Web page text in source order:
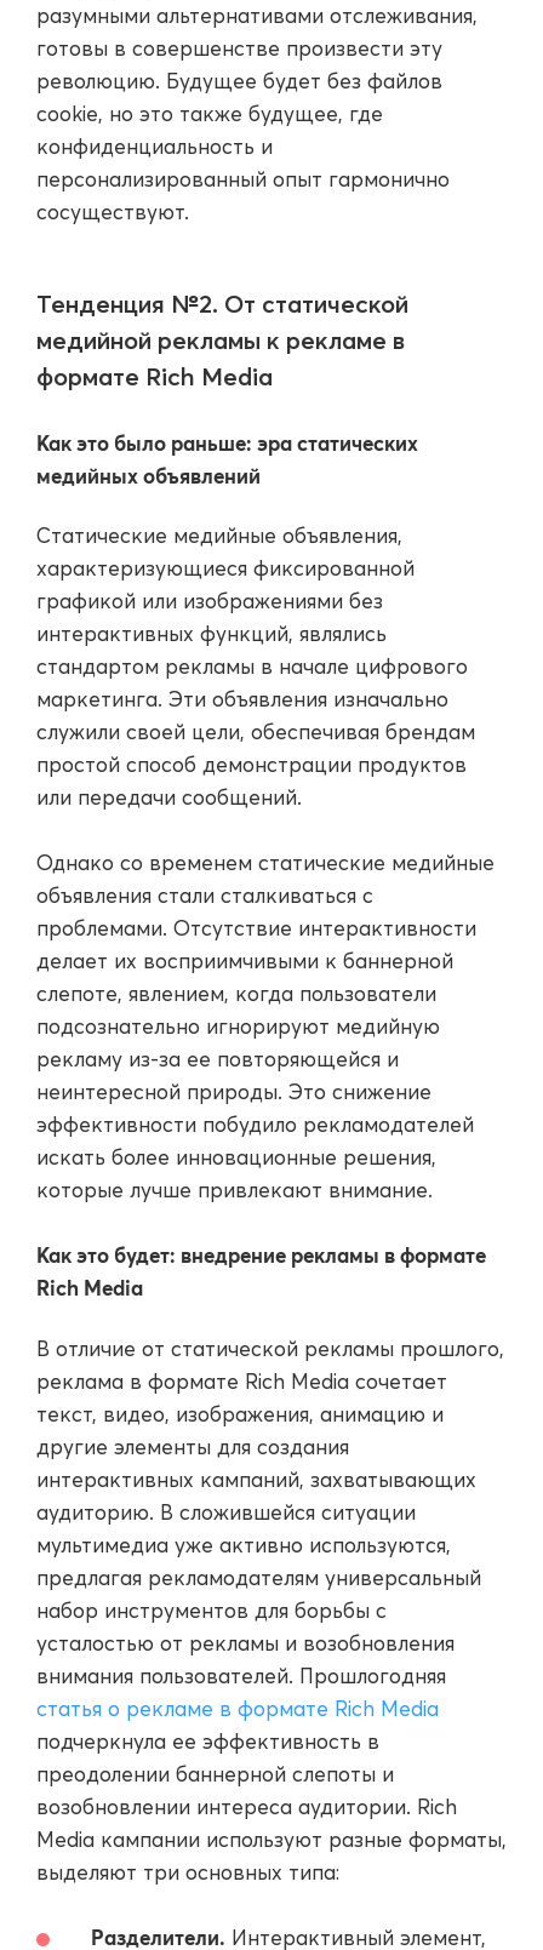
разумными альтернативами отслеживания,
готовы в совершенстве произвести эту
революцию. Будущее будет без файлов
cookie, но это также будущее, где
конфиденциальность и
персонализированный опыт гармонично
сосуществуют.
Тенденция №2. От статической
медийной рекламы к рекламе в
формате Rich Media
Как это было раньше: эра статических
медийных объявлений
Статические медийные объявления,
характеризующиеся фиксированной
графикой или изображениями без
интерактивных функций, являлись
стандартом рекламы в начале цифрового
маркетинга. Эти объявления изначально
служили своей цели, обеспечивая брендам
простой способ демонстрации продуктов
или передачи сообщений.
Однако со временем статические медийные
объявления стали сталкиваться с
проблемами. Отсутствие интерактивности
делает их восприимчивыми к баннерной
слепоте, явлением, когда пользователи
подсознательно игнорируют медийную
рекламу из-за ее повторяющейся и
неинтересной природы. Это снижение
эффективности побудило рекламодателей
искать более инновационные решения,
которые лучше привлекают внимание.
Как это будет: внедрение рекламы в формате
Rich Media
В отличие от статической рекламы прошлого,
реклама в формате Rich Media сочетает
текст, видео, изображения, анимацию и
другие элементы для создания
интерактивных кампаний, захватывающих
аудиторию. В сложившейся ситуации
мультимедиа уже активно используются,
предлагая рекламодателям универсальный
набор инструментов для борьбы с
усталостью от рекламы и возобновления
внимания пользователей. Прошлогодняя
статья о рекламе в формате Rich Media
подчеркнула ее эффективность в
преодолении баннерной слепоты и
возобновлении интереса аудитории. Rich
Media кампании используют разные форматы,
выделяют три основных типа:
Разделители. Интерактивный элемент,